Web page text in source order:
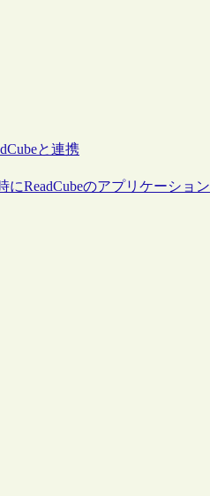
と連携
ReadCubeのアプリケーション